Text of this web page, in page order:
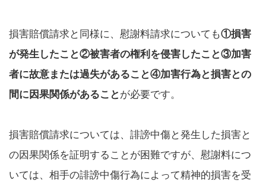
損害賠償請求と同様に、慰謝料請求についても①損害
が発生したこと②被害者の権利を侵害したこと③加害
者に故意または過失があること④加害行為と損害との
間に因果関係があること が必要です。
損害賠償請求については、誹謗中傷と発生した損害と
の因果関係を証明することが困難ですが、慰謝料につ
いては、相手の誹謗中傷行為によって精神的損害を受